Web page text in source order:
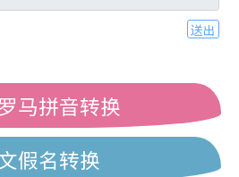
送出
马拼音转换
假名转换